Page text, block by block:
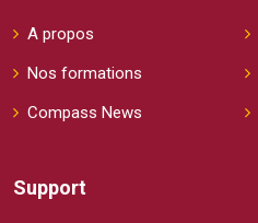
A propos
Nos formations
Compass News
Support